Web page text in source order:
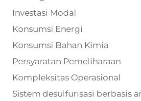
Investasi Modal
Konsumsi Energi
Konsumsi Bahan Kimia
Persyaratan Pemeliharaan
Kompleksitas Operasional
Sistem desulfurisasi berbasis